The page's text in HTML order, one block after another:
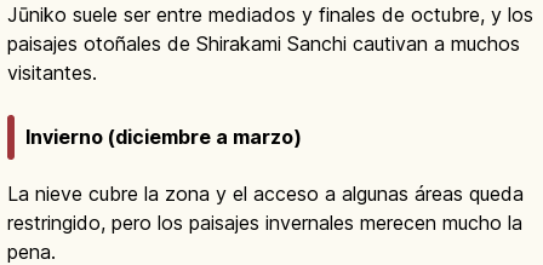
Jūniko suele ser entre mediados y finales de octubre, y los
paisajes otoñales de Shirakami Sanchi cautivan a muchos
visitantes.
Invierno (diciembre a marzo)
La nieve cubre la zona y el acceso a algunas áreas queda
restringido, pero los paisajes invernales merecen mucho la
pena.